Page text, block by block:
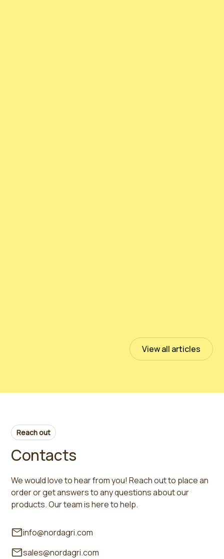
View all articles
Reach out
Contacts
We would love to hear from you! Reach out to place an
order or get answers to any questions about our
products. Our team is here to help.
info@nordagri.com
sales@nordagri.com